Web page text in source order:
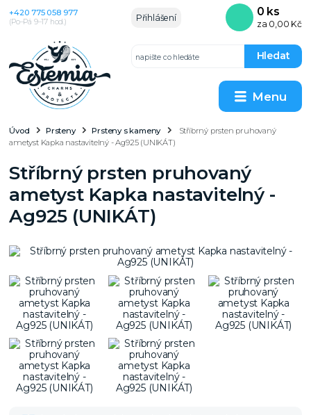
Menu
Přihlášení
Hledat
+420 775 058 977
(Po–Pá 9–17 hod.)
0 ks
za 0,00 Kč
Úvod Prsteny Prsteny s kameny
Stříbrný prsten pruhovaný
ametyst Kapka nastavitelný - Ag925 (UNIKÁT)
Stříbrný prsten pruhovaný
ametyst Kapka nastavitelný -
Ag925 (UNIKÁT)